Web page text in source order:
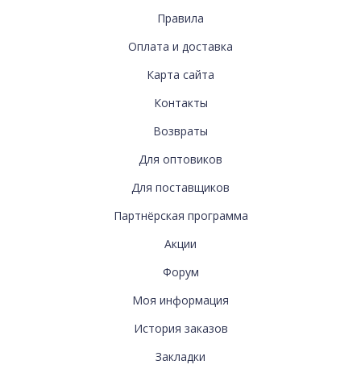
Правила
Оплата и доставка
Карта сайта
Контакты
Возвраты
Для оптовиков
Для поставщиков
ДОПОЛНИТЕЛЬНО
Партнёрская программа
Акции
Форум
ИНФОРМАЦИЯ
Моя информация
История заказов
Закладки